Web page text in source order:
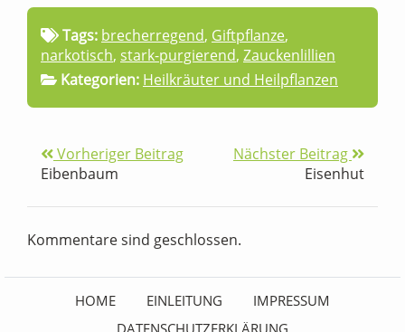
Tags: brecherregend, Giftpflanze,
narkotisch, stark-purgierend, Zauckenlillien
Kategorien: Heilkräuter und Heilpflanzen
Vorheriger Beitrag
Eibenbaum
Nächster Beitrag
Eisenhut
Kommentare sind geschlossen.
HOME EINLEITUNG
IMPRESSUM